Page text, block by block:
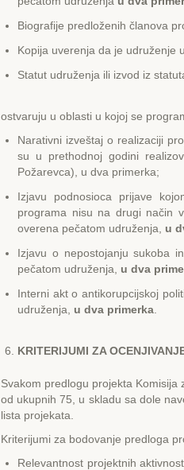
Biografije predloženih članova
Kopija uverenja da je udruženje
Statut udruženja ili izvod iz
ostvaruju u oblasti u kojoj se
Narativni izveštaj o realizaciji
su u prethodnoj godini
Požarevca), u dva primerka;
Izjavu podnosioca prijave
programa nisu na drugi način
overena pečatom udruženja, u
Izjavu o nepostojanju sukoba
pečatom udruženja, u dva
Interni akt o antikorupcijskoj
udruženja, u dva primerka
KRITЕRIJUMI ZA
Svakom predlogu projekta
od ukupnih 75, u skladu sa dole
lista projekata.
Kriterijumi za bodovanje predloga
Relevantnost projektnih